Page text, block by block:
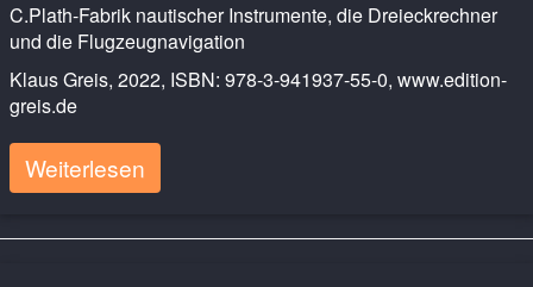
C.Plath-Fabrik nautischer Instrumente, die Dreieckrechner
und die Flugzeugnavigation
Klaus Greis, 2022, ISBN: 978-3-941937-55-0, www.edition-
greis.de
Weiterlesen